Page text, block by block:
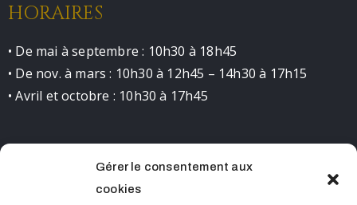
Gérer le consentement aux
cookies
HORAIRES
• De mai à septembre : 10h30 à 18h45
• De nov. à mars : 10h30 à 12h45 – 14h30 à 17h15
• Avril et octobre : 10h30 à 17h45
CONTACT